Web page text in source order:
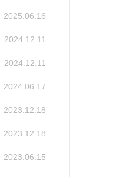
2025.06.16
2024.12.11
2024.12.11
2024.06.17
2023.12.18
2023.12.18
2023.06.15